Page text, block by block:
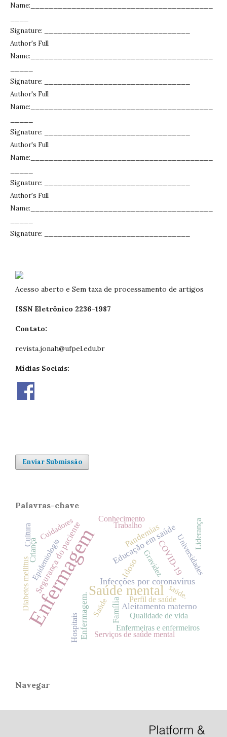
Name:________________________________________
Signature: ________________________________
Author's Full
Name:________________________________________
Signature: ________________________________
Author's Full
Name:________________________________________
Signature: ________________________________
Author's Full
Name:________________________________________
Signature: ________________________________
Author's Full
Name:________________________________________
Signature: ________________________________
Acesso aberto e Sem taxa de processamento de artigos
ISSN Eletrônico 2236-1987
Contato:
revista.jonah@ufpel.edu.br
Mídias Sociais:
Enviar Submissão
Palavras-chave
EnfermagemSaúde mental
Infecções por coronavírus
Enfermagem.
Segurança do paciente Idoso
Educação em saúde
Família
COVID-19
Pandemias
Aleitamento materno
Enfermeiras e enfermeiros
Serviços de saúde mental
Saúde
Epidemiologia Gravidez
Cuidadores
Diabetes mellitus
Universidades
Criança
Trabalho
Perfil de saúde
Hospitais Qualidade de vida
Conhecimento
saúde.
Cultura Liderança
Navegar